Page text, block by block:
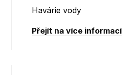
Havárie vody
Přejít na více informací